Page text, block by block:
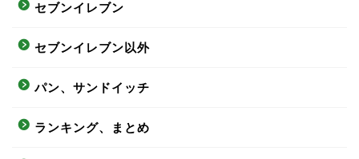
セブンイレブン
セブンイレブン以外
パン、サンドイッチ
ランキング、まとめ